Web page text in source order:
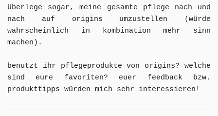
überlege sogar, meine gesamte pflege nach und
nach auf origins umzustellen (würde
wahrscheinlich in kombination mehr sinn
machen).
benutzt ihr pflegeprodukte von origins? welche
sind eure favoriten? euer feedback bzw.
produkttipps würden mich sehr interessieren!